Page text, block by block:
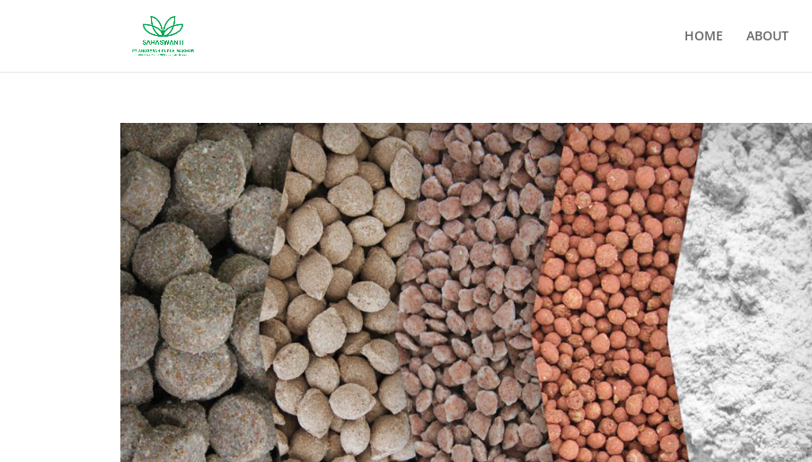
HOME ABOUT